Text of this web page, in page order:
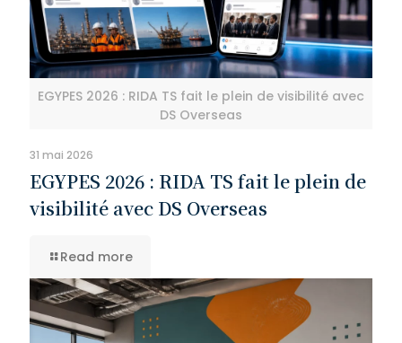
EGYPES 2026 : RIDA TS fait le plein de visibilité avec
DS Overseas
31 mai 2026
EGYPES 2026 : RIDA TS fait le plein de
visibilité avec DS Overseas
Read more